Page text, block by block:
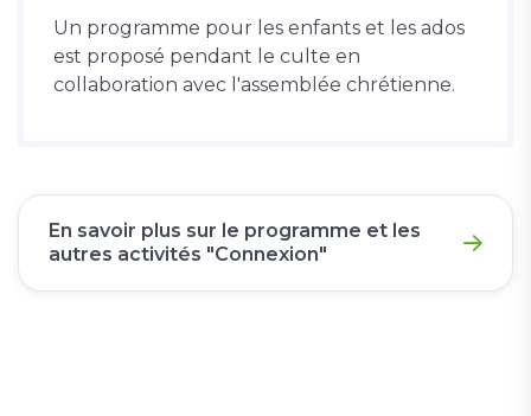
Un programme pour les enfants et les ados
est proposé pendant le culte en
collaboration avec l'assemblée chrétienne.
En savoir plus sur le programme et les
autres activités "Connexion"